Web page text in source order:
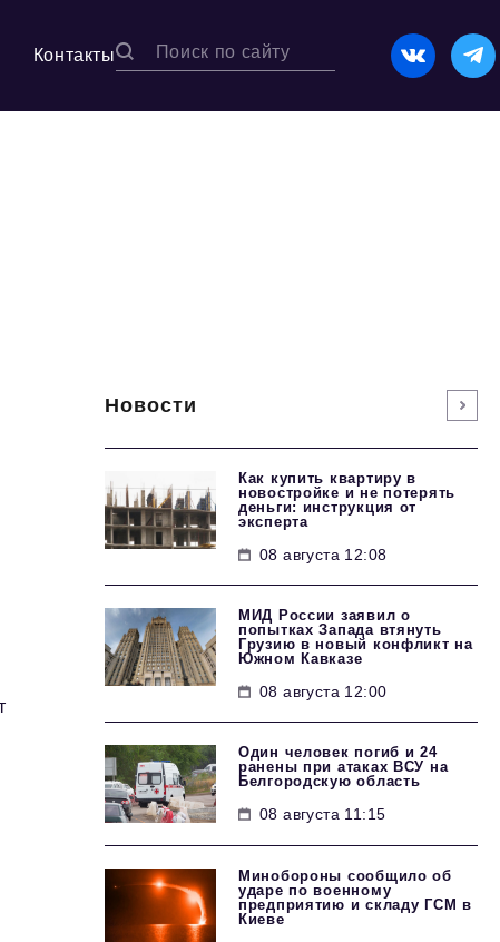
Контакты
Новости
Как купить квартиру в
новостройке и не потерять
деньги: инструкция от
эксперта
08 августа 12:08
МИД России заявил о
попытках Запада втянуть
Грузию в новый конфликт на
Южном Кавказе
08 августа 12:00
Один человек погиб и 24
ранены при атаках ВСУ на
Белгородскую область
08 августа 11:15
Минобороны сообщило об
ударе по военному
предприятию и складу ГСМ в
Киеве